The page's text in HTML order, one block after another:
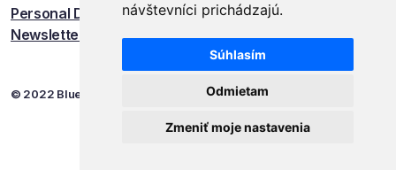
návštevníci prichádzajú.
Súhlasím
Odmietam
Zmeniť moje nastavenia
Personal Data Protection
Newsletter
© 2022 Blue Events